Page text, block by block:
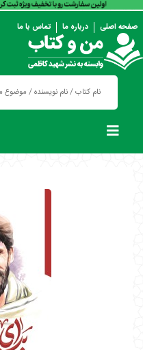
صفحه اصلی درباره ما تماس با ما